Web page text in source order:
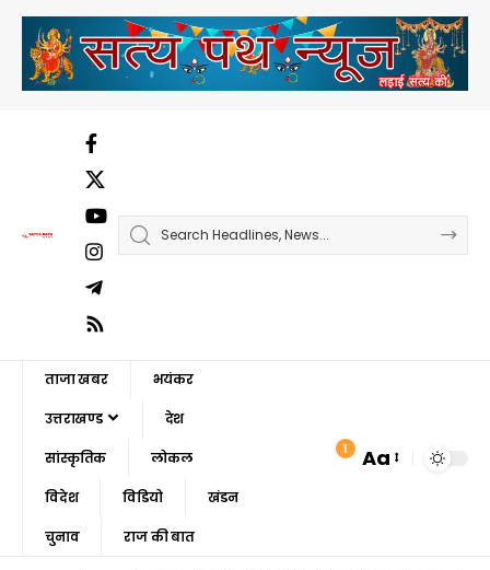
ताजा खबर भयंकर
उत्तराखण्ड देश
सांस्कृतिक लोकल
विदेश विडियो खंडन
चुनाव राज की बात
1 Aa